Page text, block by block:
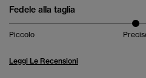
Fedele alla taglia
Piccolo
Leggi Le Recensioni